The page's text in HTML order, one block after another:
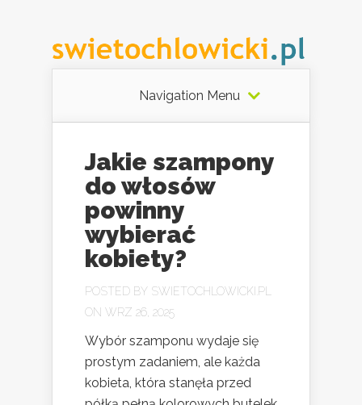
Navigation Menu
Jakie szampony
do włosów
powinny
wybierać
kobiety?
POSTED BY SWIETOCHLOWICKI.PL
ON WRZ 26, 2025
Wybór szamponu wydaje się
prostym zadaniem, ale każda
kobieta, która stanęła przed